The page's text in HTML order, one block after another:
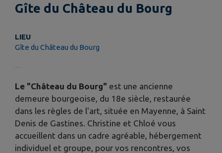
Gîte du Château du Bourg
LIEU
Gîte du Château du Bourg
Le "Château du Bourg" est une ancienne
demeure bourgeoise, du 18e siècle, restaurée
dans les règles de l'art, située en Mayenne, à Saint
Denis de Gastines. Christine et Chloé vous
accueillent dans un cadre agréable, hébergement
individuel et groupe, pour vos rencontres, vos